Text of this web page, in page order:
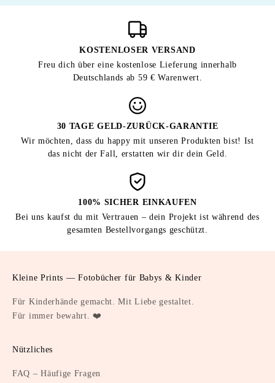
KOSTENLOSER VERSAND
Freu dich über eine kostenlose Lieferung innerhalb
Deutschlands ab 59 € Warenwert.
30 TAGE GELD-ZURÜCK-GARANTIE
Wir möchten, dass du happy mit unseren Produkten bist! Ist
das nicht der Fall, erstatten wir dir dein Geld.
100% SICHER EINKAUFEN
Bei uns kaufst du mit Vertrauen – dein Projekt ist während des
gesamten Bestellvorgangs geschützt.
Kleine Prints — Fotobücher für Babys & Kinder
Für Kinderhände gemacht. Mit Liebe gestaltet.
Für immer bewahrt. ❤️
Nützliches
FAQ – Häufige Fragen